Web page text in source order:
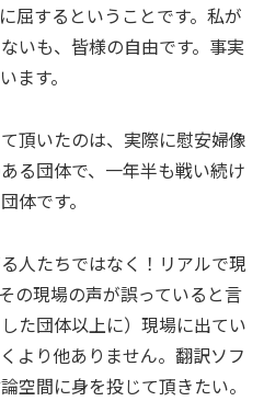
屈するということです。私が
いも、皆様の自由です。事実
ます。
頂いたのは、実際に慰安婦像
る団体で、一年半も戦い続け
体です。
人たちではなく！リアルで現
の現場の声が誤っていると言
た団体以上に）現場に出てい
より他ありません。翻訳ソフ
空間に身を投じて頂きたい。